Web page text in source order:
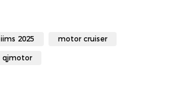
iims 2025 motor cruiser
qjmotor